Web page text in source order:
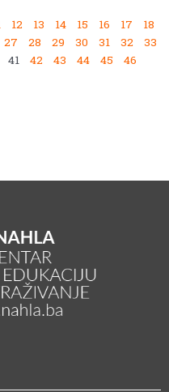
12 13 14 15 16 17
18
27 28 29 30 31 32
33
41 42 43 44 45 46